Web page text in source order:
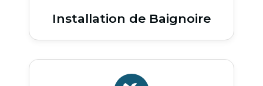
Installation de Baignoire